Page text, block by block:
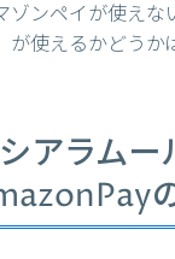
ゾンペイが使え
が使えるかどうか
アラムー